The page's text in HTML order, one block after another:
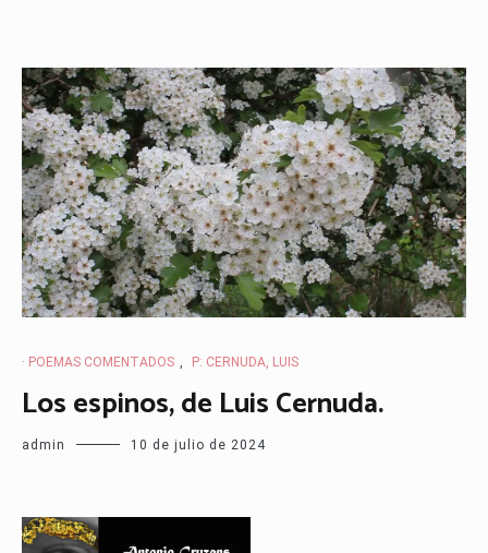
· POEMAS COMENTADOS , P: CERNUDA, LUIS
Los espinos, de Luis Cernuda.
admin 10 de julio de 2024